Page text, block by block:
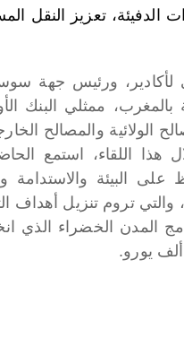
الدفيئة،تعزيز النقل
لأكادير، ورئيس جهة
بالمغرب، ممثلي البنك
الولائية والمصالح
هذا اللقاء، استمع
البيئة والاستدامة
المدن الخضراء